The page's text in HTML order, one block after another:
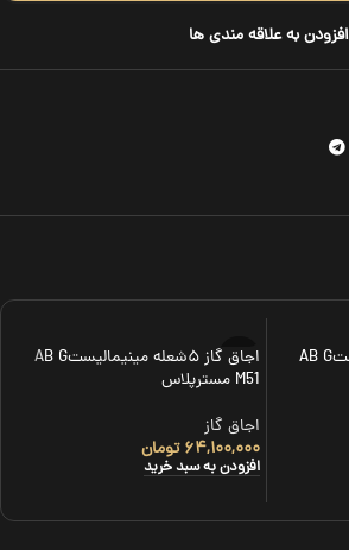
افزودن به علاقه مندی ها
اجاق گاز ۴شعله مینیمالیستAB G
اجاق گاز ۵شعله مینیمالیستAB G
M51 مسترپلاس
اجاق گاز
۶۴,۱۰۰,۰۰۰ تومان
افزودن به سبد خرید